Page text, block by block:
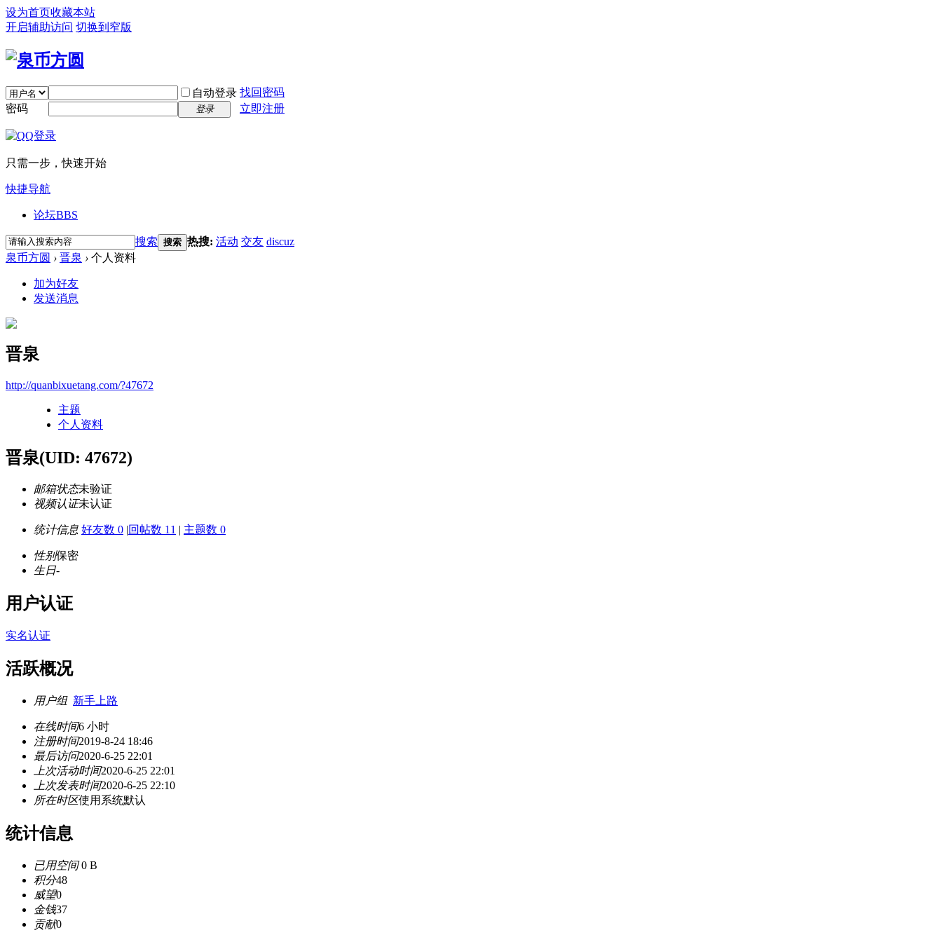
设为首页收藏本站
开启辅助访问 切换到窄版
自动登录 找回密码
密码
登录 立即注册
只需一步，快速开始
快捷导航
论坛BBS
搜索 搜索 热搜: 活动 交友 discuz
泉币方圆 › 晋泉 › 个人资料
加为好友
发送消息
晋泉
http://quanbixuetang.com/?47672
主题
个人资料
晋泉(UID: 47672)
邮箱状态未验证
视频认证未认证
统计信息 好友数 0 |回帖数 11 | 主题数 0
性别保密
生日-
用户认证
实名认证
活跃概况
用户组 新手上路
在线时间6 小时
注册时间2019-8-24 18:46
最后访问2020-6-25 22:01
上次活动时间2020-6-25 22:01
上次发表时间2020-6-25 22:10
所在时区使用系统默认
统计信息
已用空间0 B
积分48
威望0
金钱37
贡献0